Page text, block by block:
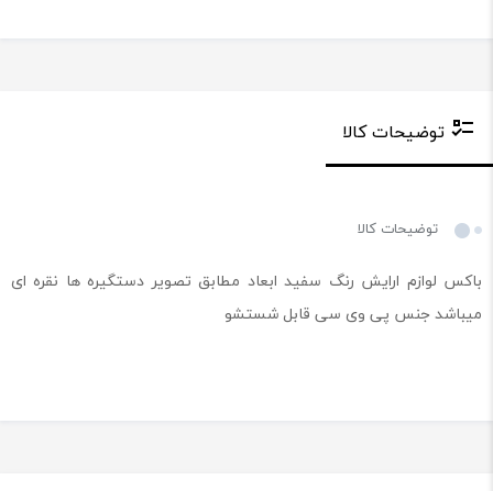
توضیحات کالا
توضیحات کالا
باکس لوازم ارایش رنگ سفید ابعاد مطابق تصویر دستگیره ها نقره ای
میباشد جنس پی وی سی قابل شستشو